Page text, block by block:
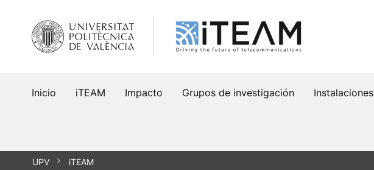
contenido
Inicio iTEAM Impacto Grupos de investigación Instalaciones
UPV iTEAM